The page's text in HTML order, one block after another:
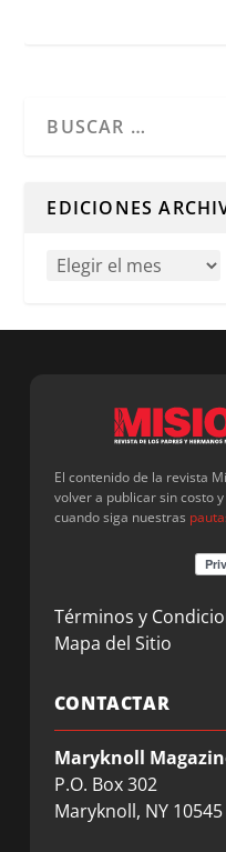
EDICIONES
El contenido de la revista
volver a publicar sin costo
cuando siga nuestras
Términos y
Mapa del Sitio
CONTACTAR
Maryknoll
P.O. Box 302
Maryknoll, NY 10545